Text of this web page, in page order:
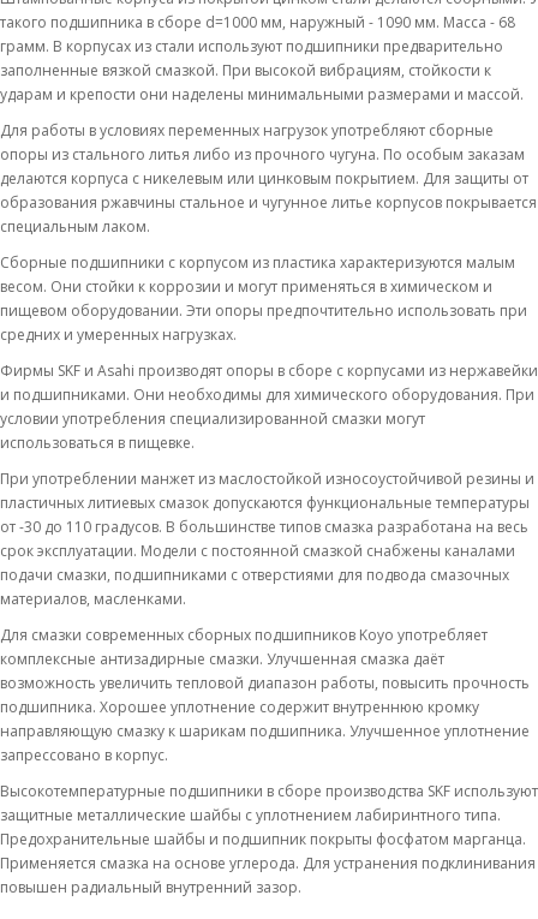
такого подшипника в сборе d=1000 мм, наружный - 1090 мм. Масса - 68
грамм. В корпусах из стали используют подшипники предварительно
заполненные вязкой смазкой. При высокой вибрациям, стойкости к
ударам и крепости они наделены минимальными размерами и массой.
Для работы в условиях переменных нагрузок употребляют сборные
опоры из стального литья либо из прочного чугуна. По особым заказам
делаются корпуса с никелевым или цинковым покрытием. Для защиты от
образования ржавчины стальное и чугунное литье корпусов покрывается
специальным лаком.
Сборные подшипники с корпусом из пластика характеризуются малым
весом. Они стойки к коррозии и могут применяться в химическом и
пищевом оборудовании. Эти опоры предпочтительно использовать при
средних и умеренных нагрузках.
Фирмы SKF и Asahi производят опоры в сборе с корпусами из нержавейки
и подшипниками. Они необходимы для химического оборудования. При
условии употребления специализированной смазки могут
использоваться в пищевке.
При употреблении манжет из маслостойкой износоустойчивой резины и
пластичных литиевых смазок допускаются функциональные температуры
от -30 до 110 градусов. В большинстве типов смазка разработана на весь
срок эксплуатации. Модели с постоянной смазкой снабжены каналами
подачи смазки, подшипниками с отверстиями для подвода смазочных
материалов, масленками.
Для смазки современных сборных подшипников Koyo употребляет
комплексные антизадирные смазки. Улучшенная смазка даёт
возможность увеличить тепловой диапазон работы, повысить прочность
подшипника. Хорошее уплотнение содержит внутреннюю кромку
направляющую смазку к шарикам подшипника. Улучшенное уплотнение
запрессовано в корпус.
Высокотемпературные подшипники в сборе производства SKF используют
защитные металлические шайбы с уплотнением лабиринтного типа.
Предохранительные шайбы и подшипник покрыты фосфатом марганца.
Применяется смазка на основе углерода. Для устранения подклинивания
повышен радиальный внутренний зазор.